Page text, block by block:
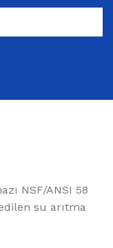
NSF/ANSI 58
su arıtma